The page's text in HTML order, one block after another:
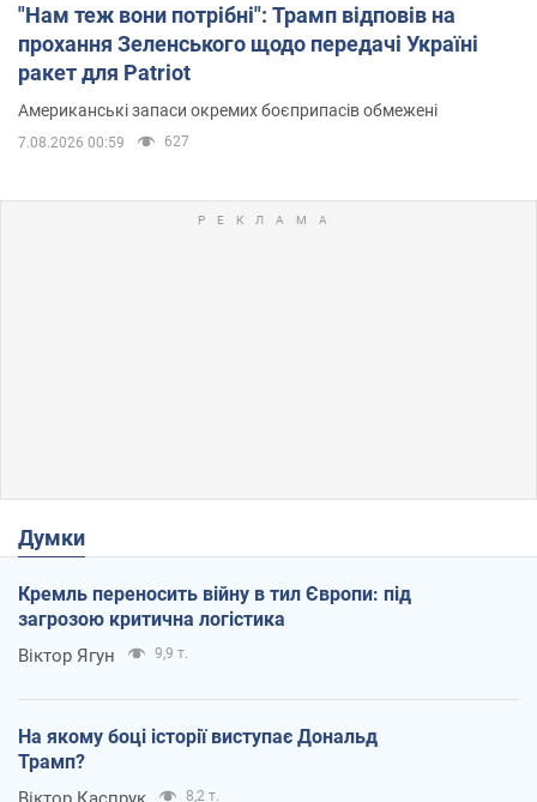
"Нам теж вони потрібні": Трамп відповів на
прохання Зеленського щодо передачі Україні
ракет для Patriot
Американські запаси окремих боєприпасів обмежені
7.08.2026 00:59 627
Думки
Кремль переносить війну в тил Європи: під
загрозою критична логістика
Віктор Ягун 9,9 т.
На якому боці історії виступає Дональд
Трамп?
8,2 т.